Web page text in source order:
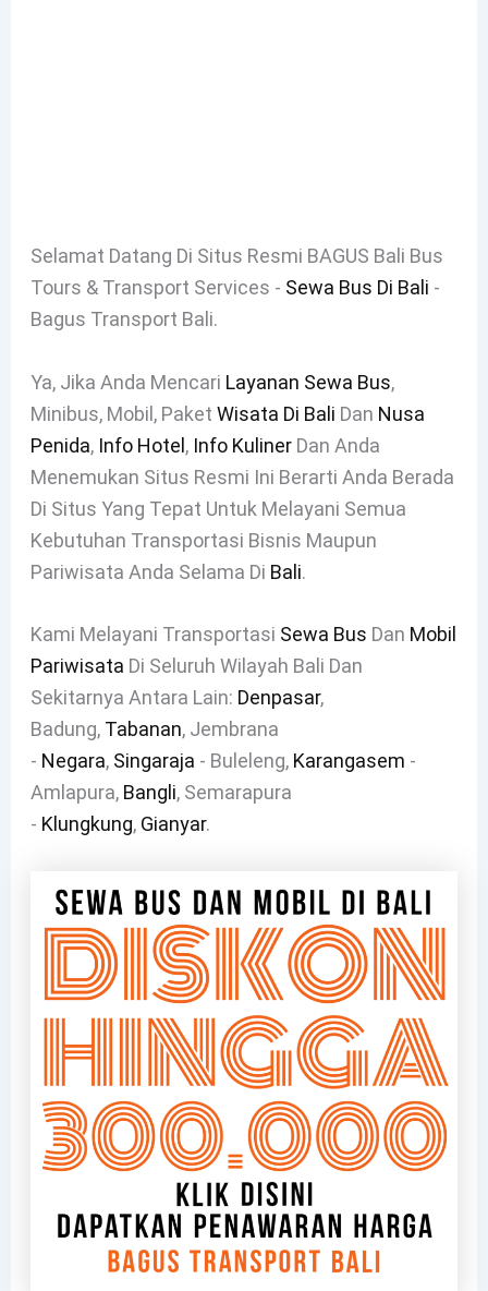
Selamat Datang Di Situs Resmi BAGUS Bali Bus
Tours & Transport Services - Sewa Bus Di Bali -
Bagus Transport Bali.
Ya, Jika Anda Mencari Layanan Sewa Bus,
Minibus, Mobil, Paket Wisata Di Bali Dan Nusa
Penida, Info Hotel, Info KulinerDan Anda
Menemukan Situs Resmi Ini Berarti Anda Berada
Di Situs Yang Tepat Untuk Melayani Semua
Kebutuhan Transportasi Bisnis Maupun
Pariwisata Anda Selama Di Bali.
Kami Melayani Transportasi Sewa Bus Dan Mobil
Pariwisata Di Seluruh Wilayah Bali Dan
Sekitarnya Antara Lain: Denpasar,
Badung, Tabanan, Jembrana
- Negara, Singaraja - Buleleng, Karangasem -
Amlapura, Bangli, Semarapura
- Klungkung, Gianyar.